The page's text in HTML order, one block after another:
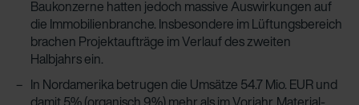
Baukonzerne hatten jedoch massive Auswirkungen auf
die Immobilienbranche. Insbesondere im Lüftungsbereich
brachen Projektaufträge im Verlauf des zweiten
Halbjahrs ein.
In Nordamerika betrugen die Umsätze 54.7 Mio. EUR und